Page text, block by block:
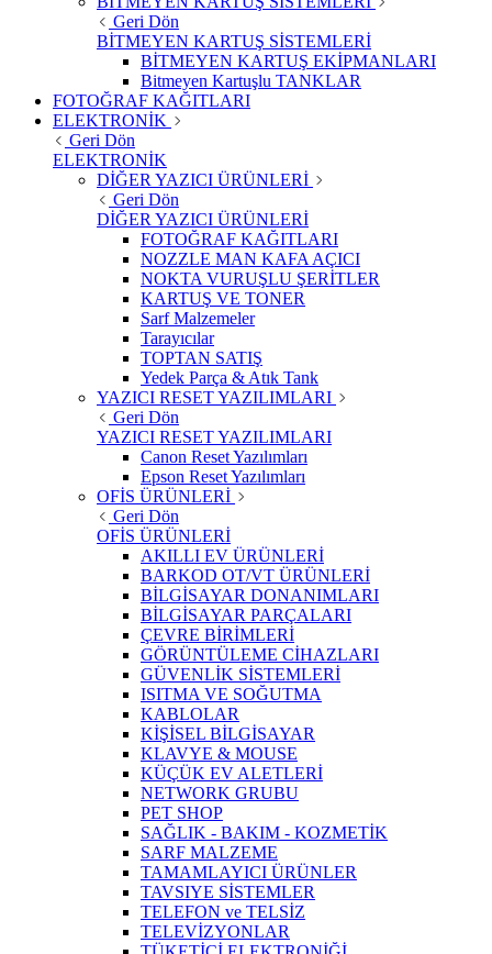
Geri Dön
BİTMEYEN KARTUŞ SİSTEMLERİ
BİTMEYEN KARTUŞ EKİPMANLARI
Bitmeyen Kartuşlu TANKLAR
FOTOĞRAF KAĞITLARI
ELEKTRONİK
Geri Dön
ELEKTRONİK
DİĞER YAZICI ÜRÜNLERİ
Geri Dön
DİĞER YAZICI ÜRÜNLERİ
FOTOĞRAF KAĞITLARI
NOZZLE MAN KAFA AÇICI
NOKTA VURUŞLU ŞERİTLER
KARTUŞ VE TONER
Sarf Malzemeler
Tarayıcılar
TOPTAN SATIŞ
Yedek Parça & Atık Tank
YAZICI RESET YAZILIMLARI
Geri Dön
YAZICI RESET YAZILIMLARI
Canon Reset Yazılımları
Epson Reset Yazılımları
OFİS ÜRÜNLERİ
Geri Dön
OFİS ÜRÜNLERİ
AKILLI EV ÜRÜNLERİ
BARKOD OT/VT ÜRÜNLERİ
BİLGİSAYAR DONANIMLARI
BİLGİSAYAR PARÇALARI
ÇEVRE BİRİMLERİ
GÖRÜNTÜLEME CİHAZLARI
GÜVENLİK SİSTEMLERİ
ISITMA VE SOĞUTMA
KABLOLAR
KİŞİSEL BİLGİSAYAR
KLAVYE & MOUSE
KÜÇÜK EV ALETLERİ
NETWORK GRUBU
PET SHOP
SAĞLIK - BAKIM - KOZMETİK
SARF MALZEME
TAMAMLAYICI ÜRÜNLER
TAVSIYE SİSTEMLER
TELEFON ve TELSİZ
TELEVİZYONLAR